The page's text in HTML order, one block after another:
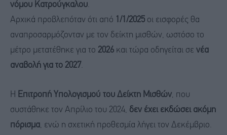
νόμου Κατρούγκαλου.
Αρχικά προβλεπόταν ότι από
1/1/2025 οι εισφορές θα
αναπροσαρμόζονταν με τον δείκτη μισθών, ωστόσο το
μέτρο μετατέθηκε για το 2026 και τώρα οδηγείται σε νέα
αναβολή για το 2027.
Η Επιτροπή Υπολογισμού του Δείκτη Μισθών, που
συστάθηκε τον Απρίλιο του 2024, δεν έχει εκδώσει ακόμη
πόρισμα, ενώ η σχετική προθεσμία λήγει τον Δεκέμβριο.